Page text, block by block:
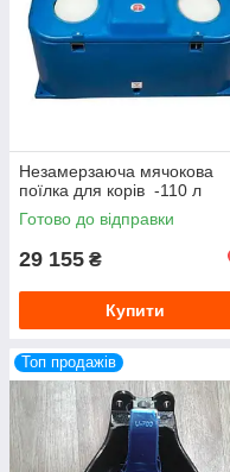
Незамерзаюча мячокова
поїлка для корів -110 л
Готово до відправки
29 155 ₴
Купити
Топ продажів